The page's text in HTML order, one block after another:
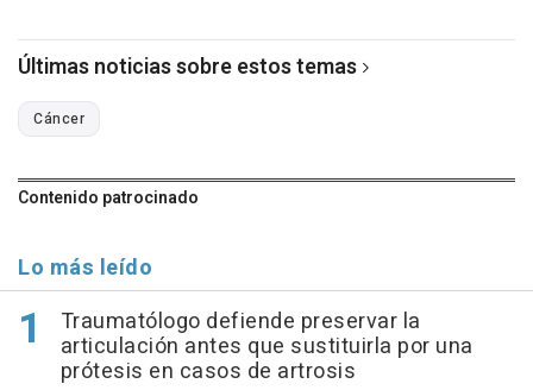
Últimas noticias sobre estos temas
Cáncer
Contenido patrocinado
Lo más leído
Traumatólogo defiende preservar la
articulación antes que sustituirla por una
prótesis en casos de artrosis